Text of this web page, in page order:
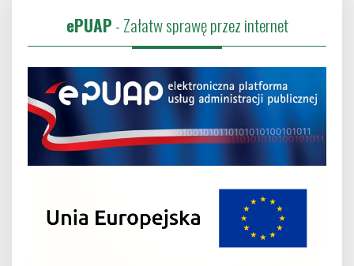
ePUAP- Załatw sprawę przez internet